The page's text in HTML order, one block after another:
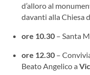
d’alloro al
davanti alla Chiesa
ore 10.30 – Santa
ore 12.30 –
Beato Angelico a